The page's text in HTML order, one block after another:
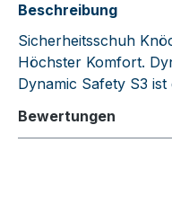
Beschreibung
Sicherheitsschuh
Höchster Komfort.
Dynamic Safety S3
Bewertungen